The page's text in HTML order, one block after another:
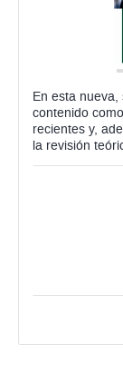
En esta
contenido
recientes y,
la revisión